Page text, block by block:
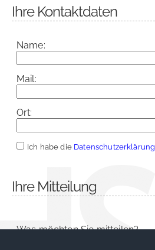
Ihre Kontaktdaten
Name:
Mail:
Ort:
Ich habe die Datenschutzerklärung
Ihre Mitteilung
Was möchten Sie mitteilen?